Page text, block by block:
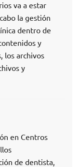
va a estar
la gestión
dentro de
y
los archivos
y
en Centros
de dentista,